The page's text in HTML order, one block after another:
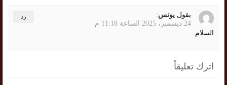
يقول يونس:
24 ديسمبر، 2025 الساعة 11:18 م
السلام
رد
اترك تعليقاً